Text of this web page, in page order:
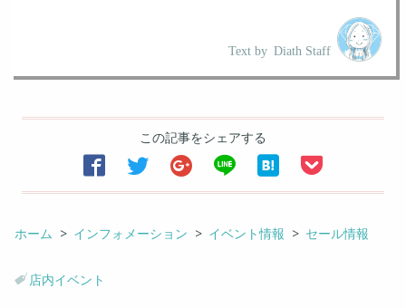
Text by Diath Staff
この記事をシェアする
     
ホーム インフォメーション イベント情報 セール情報
店内イベント